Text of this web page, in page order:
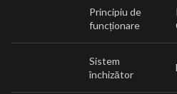
Principiu de
funcționare
Sistem
închizător